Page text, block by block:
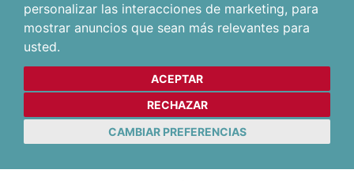
personalizar las interacciones de marketing, para
mostrar anuncios que sean más relevantes para
usted.
ACEPTAR
RECHAZAR
CAMBIAR PREFERENCIAS